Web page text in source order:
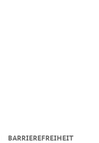
BARRIEREFREIHEIT